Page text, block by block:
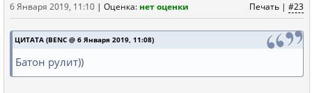
Печать | #23
6 Января 2019, 11:10 | Оценка: нет оценки
ЦИТАТА (BENC @ 6 Января 2019, 11:08)
Батон рулит))